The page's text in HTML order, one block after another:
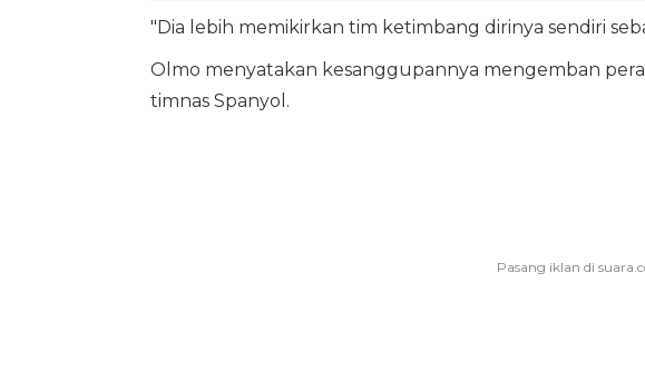
"Dia lebih memikirkan tim ketimbang dirinya sendiri
Olmo menyatakan kesanggupannya mengemban
timnas Spanyol.